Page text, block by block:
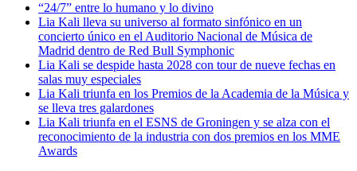
“24/7” entre lo humano y lo divino
Lia Kali lleva su universo al formato sinfónico en un
concierto único en el Auditorio Nacional de Música de
Madrid dentro de Red Bull Symphonic
Lia Kali se despide hasta 2028 con tour de nueve fechas en
salas muy especiales
Lia Kali triunfa en los Premios de la Academia de la Música y
se lleva tres galardones
Lia Kali triunfa en el ESNS de Groningen y se alza con el
reconocimiento de la industria con dos premios en los MME
Awards